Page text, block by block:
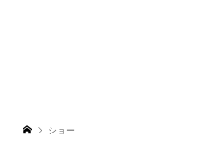
ショー